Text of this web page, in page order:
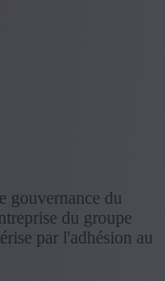
gouvernance du
du groupe
par l'adhésion au